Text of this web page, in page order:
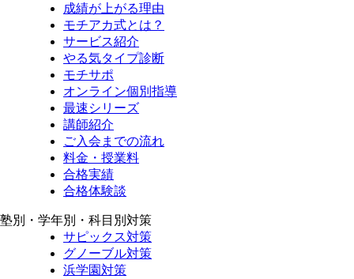
成績が上がる理由
モチアカ式とは？
サービス紹介
やる気タイプ診断
モチサポ
オンライン個別指導
最速シリーズ
講師紹介
ご入会までの流れ
料金・授業料
合格実績
合格体験談
塾別・学年別・科目別対策
サピックス対策
グノーブル対策
浜学園対策